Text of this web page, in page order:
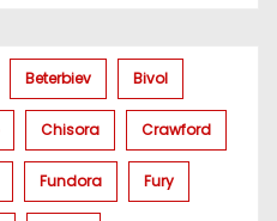
Beterbiev Bivol
Chisora Crawford
Fundora Fury